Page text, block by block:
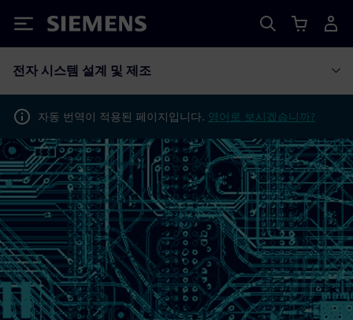
Siemens
전자 시스템 설계 및 제조
자동 번역이 적용된 페이지입니다. 영어로 보시겠습니까?